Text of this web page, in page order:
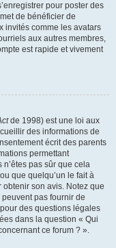
pour poster des
de bénéficier de
invités comme les avatars
aux autres membres,
est rapide et vivement
de 1998) est une loi aux
des informations de
écrit des parents
permettant
pas sûr que cela
que quelqu’un le fait à
son avis. Notez que
pas fournir de
des questions légales
dans la question « Qui
ce forum ? ».